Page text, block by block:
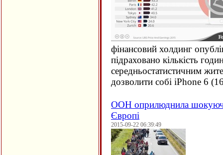
фінансовий холдинг
підраховано кількість
середньостатистичним
дозволити собі iPhone 6 (
ООН оприлюднила
Європі
2015-09-22 06:39:49